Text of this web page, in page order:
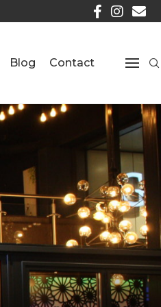
Blog Contact